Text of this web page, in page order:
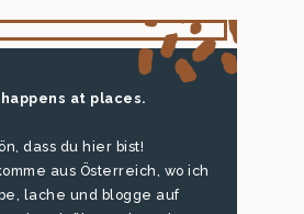
at places.
dass du hier bist!
aus Österreich, wo ich
lache und blogge auf